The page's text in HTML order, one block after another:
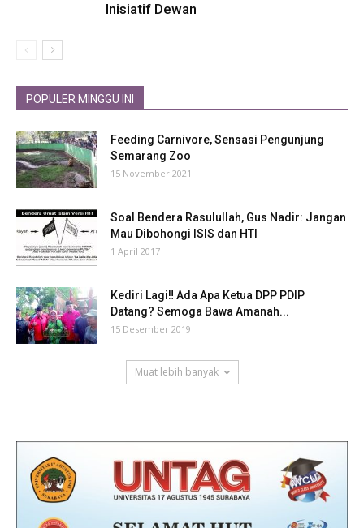
Inisiatif Dewan
POPULER MINGGU INI
Feeding Carnivore, Sensasi Pengunjung
Semarang Zoo
15 November 2021
Soal Bendera Rasulullah, Gus Nadir: Jangan
Mau Dibohongi ISIS dan HTI
1 April 2017
Kediri Lagi‼ Ada Apa Ketua DPP PDIP
Datang? Semoga Bawa Amanah...
15 Desember 2019
Muat lebih banyak